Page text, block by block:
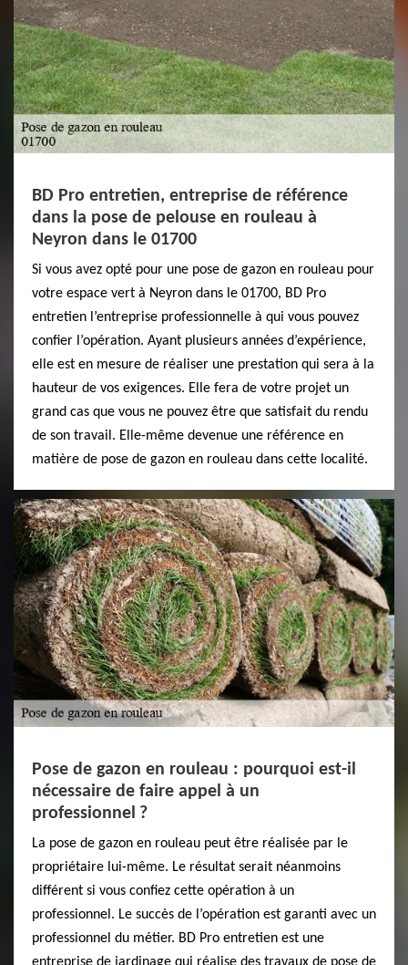
BD Pro entretien, entreprise de référence
dans la pose de pelouse en rouleau à
Neyron dans le 01700
Si vous avez opté pour une pose de gazon en rouleau pour
votre espace vert à Neyron dans le 01700, BD Pro
entretien l’entreprise professionnelle à qui vous pouvez
confier l’opération. Ayant plusieurs années d’expérience,
elle est en mesure de réaliser une prestation qui sera à la
hauteur de vos exigences. Elle fera de votre projet un
grand cas que vous ne pouvez être que satisfait du rendu
de son travail. Elle-même devenue une référence en
matière de pose de gazon en rouleau dans cette localité.
Pose de gazon en rouleau : pourquoi est-il
nécessaire de faire appel à un
professionnel ?
La pose de gazon en rouleau peut être réalisée par le
propriétaire lui-même. Le résultat serait néanmoins
différent si vous confiez cette opération à un
professionnel. Le succès de l’opération est garanti avec un
professionnel du métier. BD Pro entretien est une